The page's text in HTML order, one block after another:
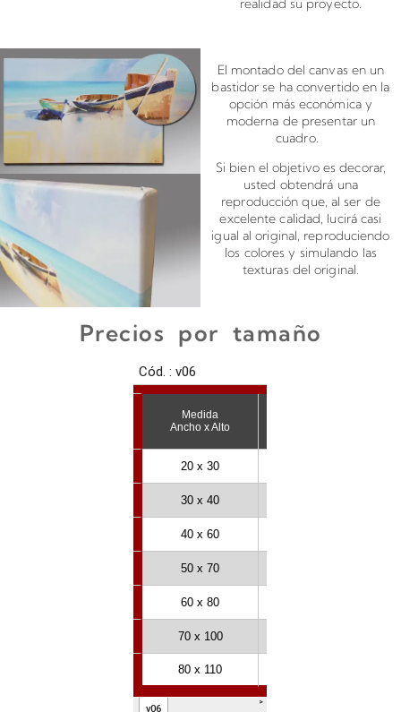
realidad su proyecto.
El montado del canvas en un
bastidor se ha convertido en la
opción más económica y
moderna de presentar un
cuadro.
Si bien el objetivo es decorar,
usted obtendrá una
reproducción que, al ser de
excelente calidad, lucirá casi
igual al original, reproduciendo
los colores y simulando las
texturas del original.
Precios por tamaño